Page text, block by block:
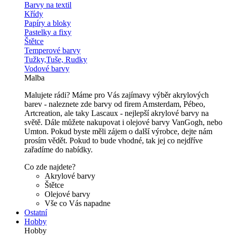
Barvy na textil
Křídy
Papíry a bloky
Pastelky a fixy
Štětce
Temperové barvy
Tužky,Tuše, Rudky
Vodové barvy
Malba
Malujete rádi? Máme pro Vás zajímavy výběr akrylových
barev - naleznete zde barvy od firem Amsterdam, Pébeo,
Artcreation, ale taky Lascaux - nejlepší akrylové barvy na
světě. Dále můžete nakupovat i olejové barvy VanGogh, nebo
Umton. Pokud byste měli zájem o další výrobce, dejte nám
prosím vědět. Pokud to bude vhodné, tak jej co nejdříve
zařadíme do nabídky.
Co zde najdete?
Akrylové barvy
Štětce
Olejové barvy
Vše co Vás napadne
Ostatní
Hobby
Hobby